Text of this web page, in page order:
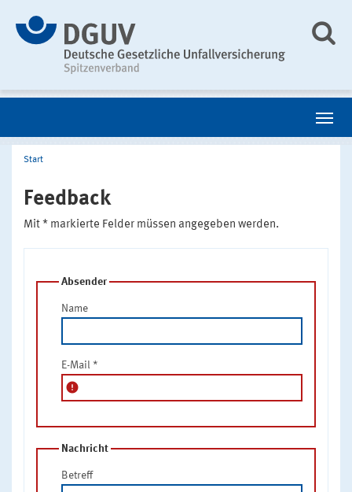
Start
Feedback
Mit * markierte Felder müssen angegeben werden.
Absender
Name
E-Mail *
error
Nachricht
Betreff